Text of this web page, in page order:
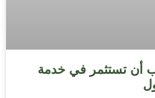
أن تستثمر في خدمة